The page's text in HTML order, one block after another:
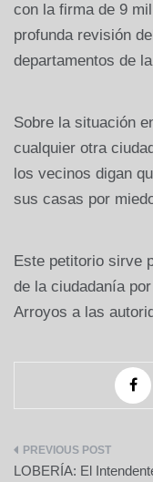
con la firma de 9
profunda revisión
departamentos de
Sobre la situación
cualquier otra
los vecinos digan
sus casas por
Este petitorio sirve
de la ciudadanía
Arroyos a las
Navegación
LOBERÍA: El